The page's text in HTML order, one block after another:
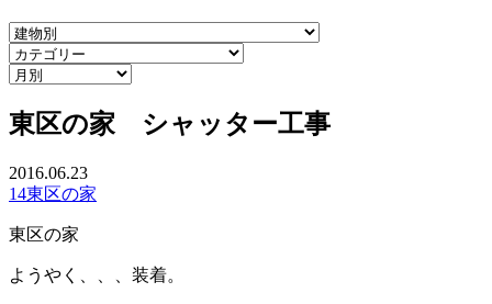
東区の家 シャッター工事
2016.06.23
14東区の家
東区の家
ようやく、、、装着。